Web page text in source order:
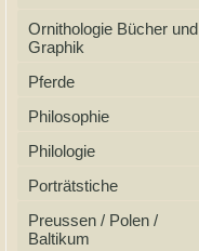
Ornithologie Bücher und
Graphik
Pferde
Philosophie
Philologie
Porträtstiche
Preussen / Polen /
Baltikum